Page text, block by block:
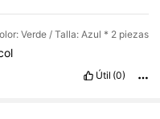
Verde / Talla: Azul * 2 piezas
Útil (0)